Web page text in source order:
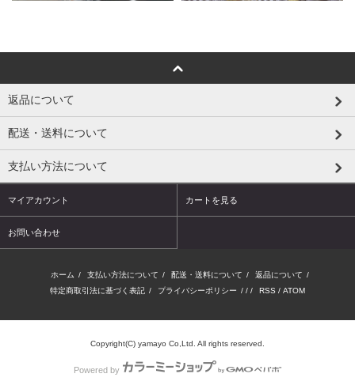
返品について
配送・送料について
支払い方法について
マイアカウント カートを見る
お問い合わせ
ホーム / 支払い方法について / 配送・送料について / 返品について /
特定商取引法に基づく表記 / プライバシーポリシー / / / RSS / ATOM
Copyright(C) yamayo Co,Ltd. All rights reserved.
Powered by